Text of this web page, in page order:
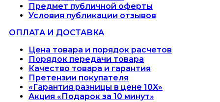
Предмет публичной оферты
Условия публикации отзывов
ОПЛАТА И ДОСТАВКА
Цена товара и порядок расчетов
Порядок передачи товара
Качество товара и гарантия
Претензии покупателя
«Гарантия разницы в цене 10X»
Акция «Подарок за 10 минут»